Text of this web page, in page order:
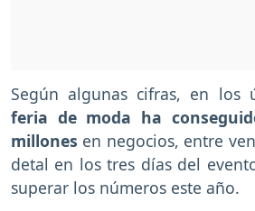
Según algunas cifras, en los
feria de moda ha
millones en negocios, entre
detal en los tres días del
superar los números este año.